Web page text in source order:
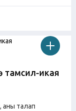
тамсил-икая
талап